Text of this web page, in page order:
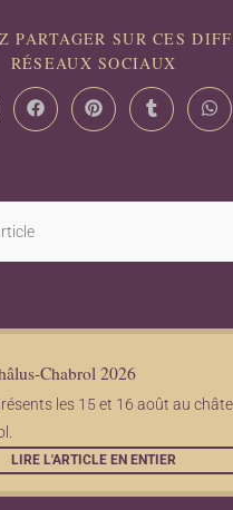
PARTAGER SUR CES
RÉSEAUX SOCIAUX
Chabrol 2026
les 15 et 16 août au
LIRE L'ARTICLE EN ENTIER